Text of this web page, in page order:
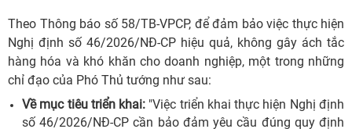
Theo Thông báo số 58/TB-VPCP, để đảm bảo việc thực hiện
Nghị định số 46/2026/NĐ-CP hiệu quả, không gây ách tắc
hàng hóa và khó khăn cho doanh nghiệp, một trong những
chỉ đạo của Phó Thủ tướng như sau:
Về mục tiêu triển khai: "Việc triển khai thực hiện Nghị định
số 46/2026/NĐ-CP cần bảo đảm yêu cầu đúng quy định